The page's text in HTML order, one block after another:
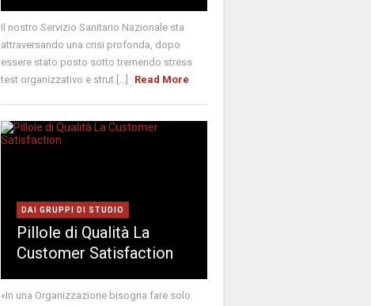
Il nostro Servizio Sanitario Nazionale sta
attraversando una crisi profonda, dopo
essere stato posto sotto tremendo stress
test organizzativo e strut [...]
Read More
DAI GRUPPI DI STUDIO
Pillole di Qualità La
Customer Satisfaction
«In una Organizzazione bisogna fare solo